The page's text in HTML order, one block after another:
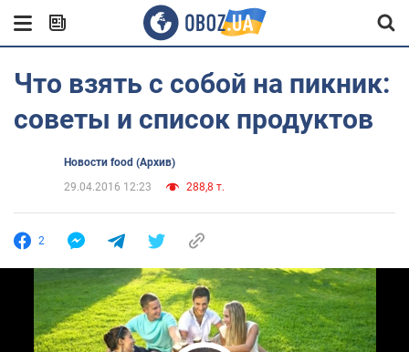
Что взять с собой на пикник:
советы и список продуктов
Новости food (Архив)
29.04.2016 12:23
288,8 т.
2